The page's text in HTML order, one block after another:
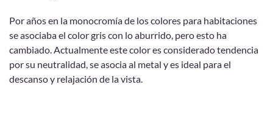
Por años en la monocromía de los colores para habitaciones
se asociaba el color gris con lo aburrido, pero esto ha
cambiado. Actualmente este color es considerado tendencia
por su neutralidad, se asocia al metal y es ideal para el
descanso y relajación de la vista.